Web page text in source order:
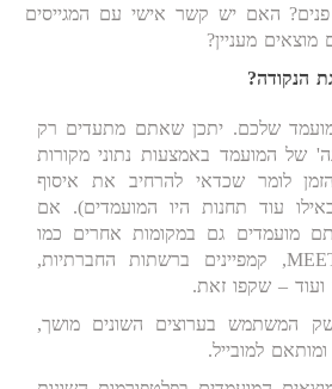
פנים? האם יש קשר אישי עם המגייסים
מעניין?
הנקודה?
שלכם. יתכן שאתם מתעדים רק
של המועמד באמצעות נתוני מקורות
לומר שכדאי להרחיב את איסוף
עוד תחנות היו המועמדים). אם
מועמדים גם במקומות אחרים כמו
אירועי גיוס, MEETUPS, קמפיינים ברשתות החברתיות,
ועוד – שקפו זאת.
המשתמש בערוצים השונים מושך,
ומותאם למובייל.